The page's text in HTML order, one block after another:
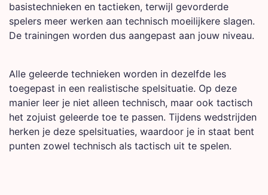
basistechnieken en tactieken, terwijl gevorderde
spelers meer werken aan technisch moeilijkere slagen.
De trainingen worden dus aangepast aan jouw niveau.
Alle geleerde technieken worden in dezelfde les
toegepast in een realistische spelsituatie. Op deze
manier leer je niet alleen technisch, maar ook tactisch
het zojuist geleerde toe te passen. Tijdens wedstrijden
herken je deze spelsituaties, waardoor je in staat bent
punten zowel technisch als tactisch uit te spelen.